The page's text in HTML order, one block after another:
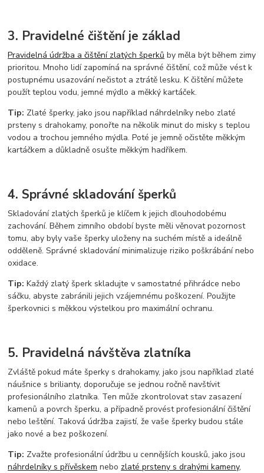
3. Pravidelné čištění je základ
Pravidelná údržba a čištění zlatých šperků by měla být během zimy
prioritou. Mnoho lidí zapomíná na správné čištění, což může vést k
postupnému usazování nečistot a ztrátě lesku. K čištění můžete
použít teplou vodu, jemné mýdlo a měkký kartáček.
Tip: Zlaté šperky, jako jsou například náhrdelníky nebo zlaté
prsteny s drahokamy, ponořte na několik minut do misky s teplou
vodou a trochou jemného mýdla. Poté je jemně očistěte měkkým
kartáčkem a důkladně osušte měkkým hadříkem.
4. Správné skladování šperků
Skladování zlatých šperků je klíčem k jejich dlouhodobému
zachování. Během zimního období byste měli věnovat pozornost
tomu, aby byly vaše šperky uloženy na suchém místě a ideálně
odděleně. Správné skladování minimalizuje riziko poškrábání nebo
oxidace.
Tip: Každý zlatý šperk skladujte v samostatné přihrádce nebo
sáčku, abyste zabránili jejich vzájemnému poškození. Použijte
šperkovnici s měkkou výstelkou pro maximální ochranu.
5. Pravidelná návštěva zlatníka
Zvláště pokud máte šperky s drahokamy, jako jsou například zlaté
náušnice s brilianty, doporučuje se jednou ročně navštívit
profesionálního zlatníka. Ten může zkontrolovat stav zasazení
kamenů a povrch šperku, a případně provést profesionální čištění
nebo leštění. Taková údržba zajistí, že vaše šperky budou stále
jako nové a bez poškození.
Tip: Zvažte profesionální údržbu u cennějších kousků, jako jsou
náhrdelníky s přívěskem nebo zlaté prsteny s drahými kameny,